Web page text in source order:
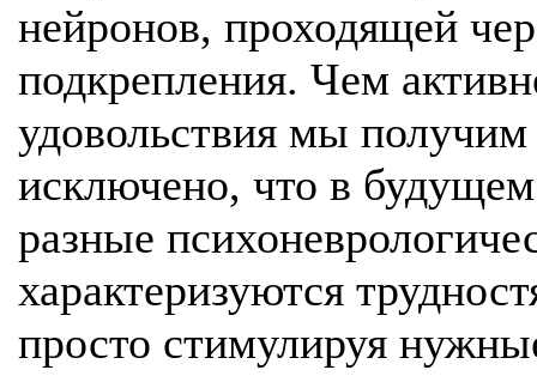
нейронов, проходящей
подкрепления. Чем
удовольствия мы получим
исключено, что в
разные
характеризуются
просто стимулируя